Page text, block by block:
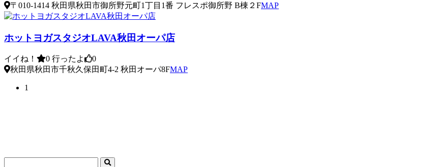
〒010-1414 秋田県秋田市御所野元町1丁目1番 フレスポ御所野 B棟２FMAP
ホットヨガスタジオLAVA秋田オーパ店
イイね！ 0 行ったよ
0
秋田県秋田市千秋久保田町4-2 秋田オーパ8FMAP
1